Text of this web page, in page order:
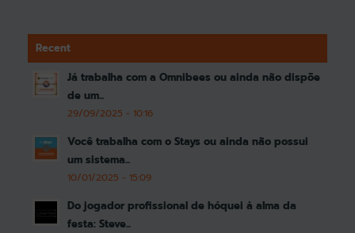
Recent
Já trabalha com a Omnibees ou ainda não dispõe
de um...
29/09/2025 - 10:16
Você trabalha com o Stays ou ainda não possui
um sistema...
10/01/2025 - 15:09
Do jogador profissional de hóquei à alma da
festa: Steve...